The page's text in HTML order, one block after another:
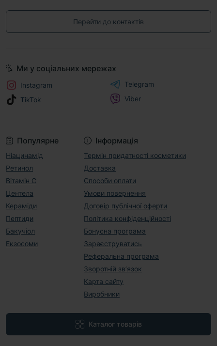
Перейти до контактів
Популярне
Ніацинамід
Ретинол
Вітамін С
Центела
Кераміди
Пептиди
Бакучіол
Екзосоми
Інформація
Термін придатності косметики
Доставка
Способи оплати
Умови повернення
Договір публічної оферти
Політика конфіденційності
Бонусна програма
Зареєструватись
Реферальна програма
Зворотній зв’язок
Карта сайту
Виробники
Каталог товарів
Ми у соціальних мережах
Instagram
TikTok
Telegram
Viber